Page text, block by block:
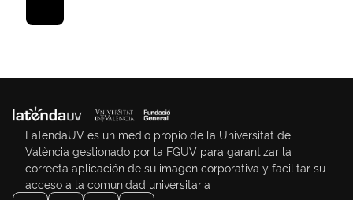
LaTendaUV es un medio propio de la Universitat de
València gestionado por la FGUV para garantizar la
correcta aplicación de su imagen corporativa y facilitar su
acceso a la comunidad universitaria